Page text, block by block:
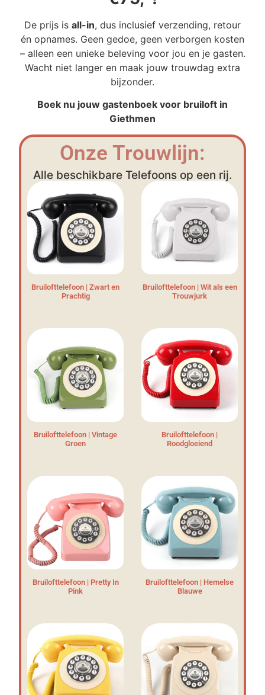
De prijs is all-in, dus inclusief verzending, retour
én opnames. Geen gedoe, geen verborgen kosten
– alleen een unieke beleving voor jou en je gasten.
Wacht niet langer en maak jouw trouwdag extra
bijzonder.
Boek nu jouw gastenboek voor bruiloft in
Giethmen
Onze Trouwlijn:
Alle beschikbare Telefoons op een rij.
Bruilofttelefoon | Zwart en
Prachtig
Bruilofttelefoon | Wit als een
Trouwjurk
Bruilofttelefoon | Vintage
Groen
Bruilofttelefoon |
Roodgloeiend
Bruilofttelefoon | Pretty In
Pink
Bruilofttelefoon | Hemelse
Blauwe